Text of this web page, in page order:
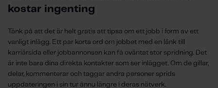
kostar ingenting
Tänk på att det är helt gratis att tipsa om ett jobb i form av ett
vanligt inlägg. Ett par korta ord om jobbet med en länk till
karriärsida eller jobbannonsen kan få oväntat stor spridning. Det
är inte bara dina direkta kontakter som ser inlägget. Om de gillar,
delar, kommenterar och taggar andra personer sprids
uppdateringen i sin tur ännu längre i deras nätverk.